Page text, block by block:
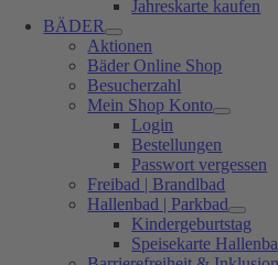
Jahreskarte kaufen
BÄDER
Aktionen
Bäder Online Shop
Besucherzahl
Mein Shop Konto
Login
Bestellungen
Passwort vergessen
Freibad | Brandlbad
Hallenbad | Parkbad
Kindergeburtstag
Speisekarte